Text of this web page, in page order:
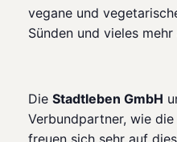
vegane und
Sünden und vieles
Die Stadtleben GmbH
Verbundpartner, wie
freuen sich sehr auf